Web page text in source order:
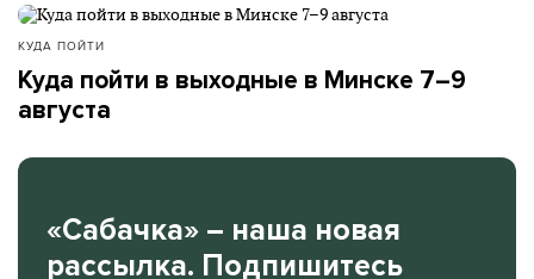
КУДА ПОЙТИ
Куда пойти в выходные в Минске 7–9
августа
«Сабачка» – наша новая
рассылка. Подпишитесь